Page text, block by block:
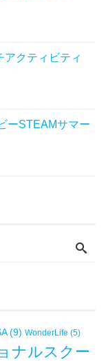
アクティビティ
ーSTEAMサマー
(9) WonderLife (5)
ナルスクー